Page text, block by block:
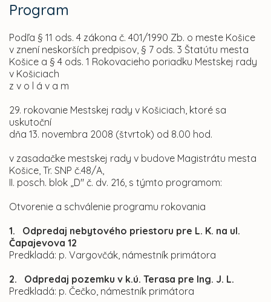
Program
Podľa § 11 ods. 4 zákona č. 401/1990 Zb. o meste Košice
v znení neskorších predpisov, § 7 ods. 3 Štatútu mesta
Košice a § 4 ods. 1 Rokovacieho poriadku Mestskej rady
v Košiciach
z v o l á v a m
29. rokovanie Mestskej rady v Košiciach, ktoré sa
uskutoční
dňa 13. novembra 2008 (štvrtok) od 8.00 hod.
v zasadačke mestskej rady v budove Magistrátu mesta
Košice, Tr. SNP č.48/A,
II. posch. blok „D" č. dv. 216, s týmto programom:
Otvorenie a schválenie programu rokovania
1. Odpredaj nebytového priestoru pre L. K. na ul.
Čapajevova 12
Predkladá: p. Vargovčák, námestník primátora
2. Odpredaj pozemku v k.ú. Terasa pre Ing. J. L.
Predkladá: p. Čečko, námestník primátora